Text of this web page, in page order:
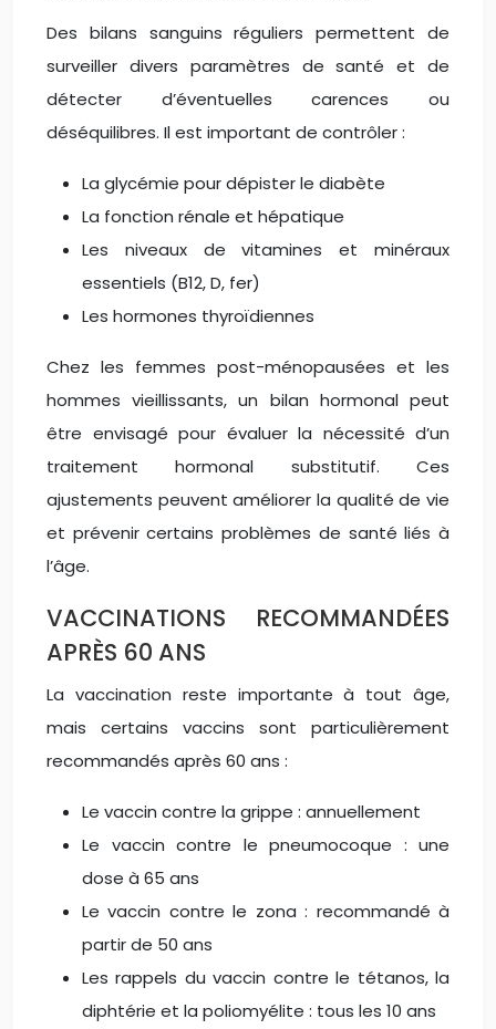
Des bilans sanguins réguliers permettent de
surveiller divers paramètres de santé et de
détecter d’éventuelles carences ou
déséquilibres. Il est important de contrôler :
La glycémie pour dépister le diabète
La fonction rénale et hépatique
Les niveaux de vitamines et minéraux
essentiels (B12, D, fer)
Les hormones thyroïdiennes
Chez les femmes post-ménopausées et les
hommes vieillissants, un bilan hormonal peut
être envisagé pour évaluer la nécessité d’un
traitement hormonal substitutif. Ces
ajustements peuvent améliorer la qualité de vie
et prévenir certains problèmes de santé liés à
l’âge.
VACCINATIONS RECOMMANDÉES
APRÈS 60 ANS
La vaccination reste importante à tout âge,
mais certains vaccins sont particulièrement
recommandés après 60 ans :
Le vaccin contre la grippe : annuellement
Le vaccin contre le pneumocoque : une
dose à 65 ans
Le vaccin contre le zona : recommandé à
partir de 50 ans
Les rappels du vaccin contre le tétanos, la
diphtérie et la poliomyélite : tous les 10 ans